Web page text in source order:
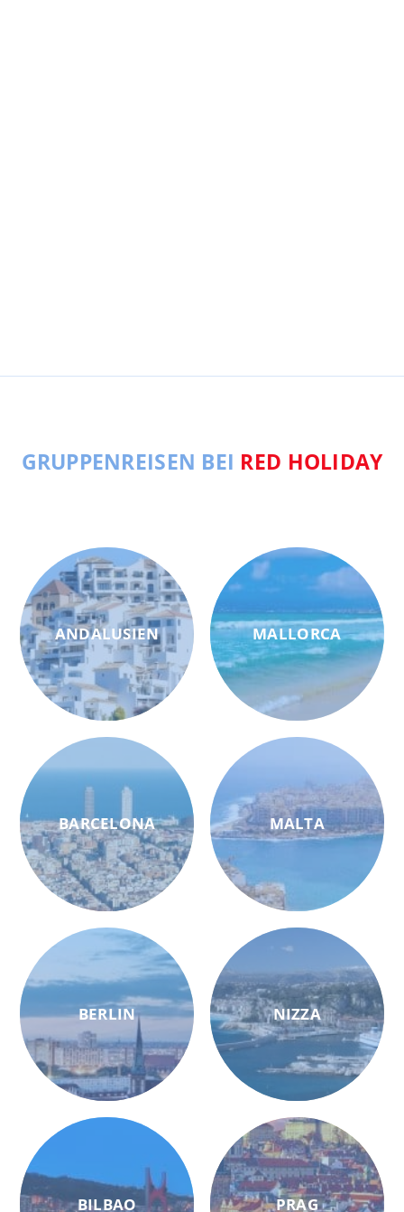
GRUPPENREISEN BEI RED HOLIDAY
ANDALUSIEN
BARCELONA
BERLIN
BILBAO
MALLORCA
MALTA
NIZZA
PRAG